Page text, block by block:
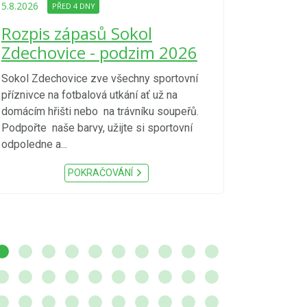
5.8.2026 PŘED 4 DNY
Rozpis zápasů Sokol
Zdechovice - podzim 2026
Sokol Zdechovice zve všechny sportovní
příznivce na fotbalová utkání ať už na
domácím hřišti nebo na trávníku soupeřů.
Podpořte naše barvy, užijte si sportovní
odpoledne a...
POKRAČOVÁNÍ